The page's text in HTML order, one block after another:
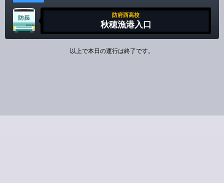
防府西高校
秋穂漁港入口
以上で本日の運行は終了です。